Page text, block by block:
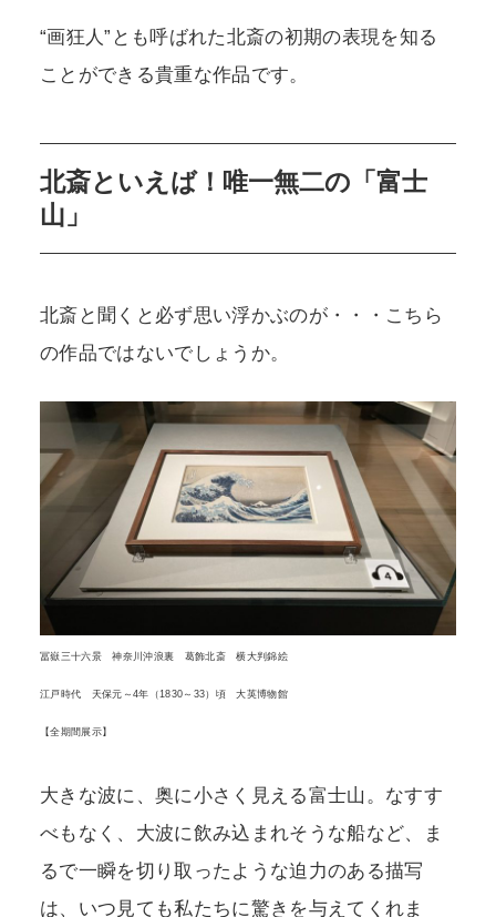
“画狂人”とも呼ばれた北斎の初期の表現を知る
ことができる貴重な作品です。
北斎といえば！唯一無二の「富士
山」
北斎と聞くと必ず思い浮かぶのが・・・こちら
の作品ではないでしょうか。
冨嶽三十六景 神奈川沖浪裏 葛飾北斎 横大判錦絵
江戸時代 天保元～4年（1830～33）頃 大英博物館
【全期間展示】
大きな波に、奥に小さく見える富士山。なすす
べもなく、大波に飲み込まれそうな船など、ま
るで一瞬を切り取ったような迫力のある描写
は、いつ見ても私たちに驚きを与えてくれま